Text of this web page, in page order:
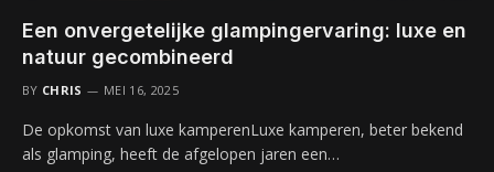
Een onvergetelijke glampingervaring: luxe en
natuur gecombineerd
BY CHRIS MEI 16, 2025
De opkomst van luxe kamperenLuxe kamperen, beter bekend
als glamping, heeft de afgelopen jaren een…